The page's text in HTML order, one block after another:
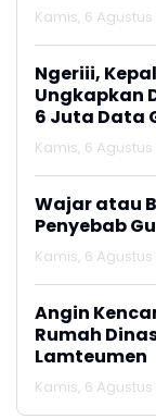
Kamis, 6 Agustus
Ngeriii,
Ungkapkan
6 Juta Data
Penerima
Kamis, 6 Agustus
Wajar atau
Penyebab
Kamis, 6 Agustus
Angin
Rumah
Lamteumen
Kamis, 6 Agustus